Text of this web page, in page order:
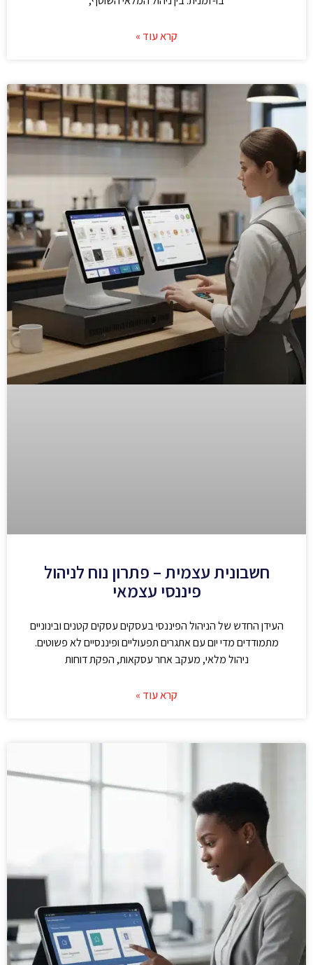
קרא עוד »
חשבונית עצמית – פתרון נוח לניהול
פיננסי עצמאי
העידן החדש של הניהול הפיננסי בעסקים עסקים קטנים ובינוניים
מתמודדים מדי יום עם אתגרים תפעוליים ופיננסיים לא פשוטים.
ניהול מלאי, מעקב אחר עסקאות, הפקת דוחות
קרא עוד »